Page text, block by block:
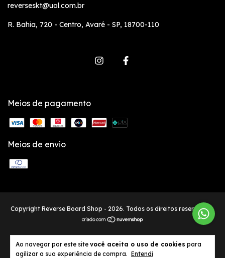
Ao navegar por este site você aceita o uso de cookies para
agilizar a sua experiência de compra. Entendi
reverseskt@uol.com.br
R. Bahia, 720 - Centro, Avaré - SP, 18700-110
Meios de pagamento
Meios de envio
Copyright Reverse Board Shop - 2026. Todos os direitos reservados.